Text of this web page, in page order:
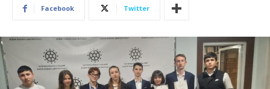
Facebook Twitter